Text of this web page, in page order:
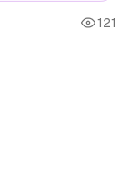
121